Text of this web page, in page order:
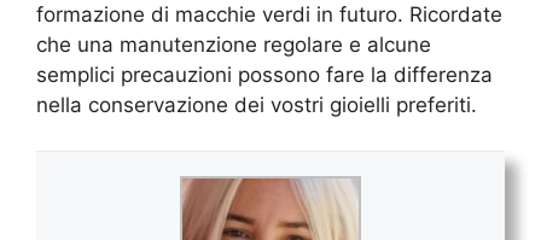
formazione di macchie verdi in futuro. Ricordate
che una manutenzione regolare e alcune
semplici precauzioni possono fare la differenza
nella conservazione dei vostri gioielli preferiti.